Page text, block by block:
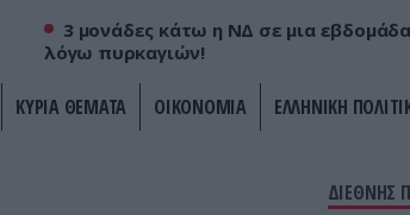
3 μονάδες κάτω η ΝΔ σε μια εβδομάδα
λόγω πυρκαγιών!
ΚΥΡΙΑ ΘΕΜΑΤΑ ΟΙΚΟΝΟΜΙΑ ΕΛΛΗΝΙΚΗ
ΔΙΕΘΝΗΣ